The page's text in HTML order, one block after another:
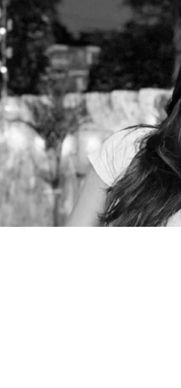
আর্কাইভ
কনভার্টার